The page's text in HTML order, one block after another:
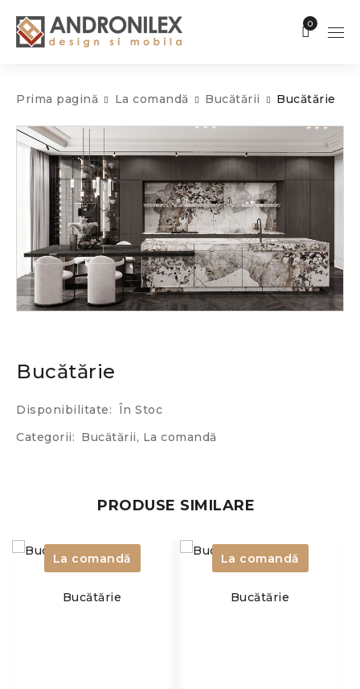
0
Prima pagină La comandă Bucătării Bucătărie
Bucătărie
Disponibilitate: În Stoc
Categorii: Bucătării, La comandă
PRODUSE SIMILARE
La comandă
Bucătărie
La comandă
Bucătărie